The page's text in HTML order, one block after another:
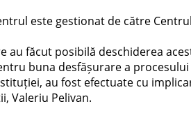
este gestionat de către
au făcut posibilă deschiderea
buna desfășurare a
au fost efectuate cu
Valeriu Pelivan.